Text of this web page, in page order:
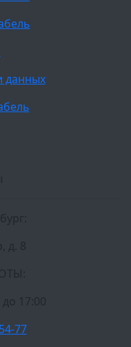
данных
8
17:00
77